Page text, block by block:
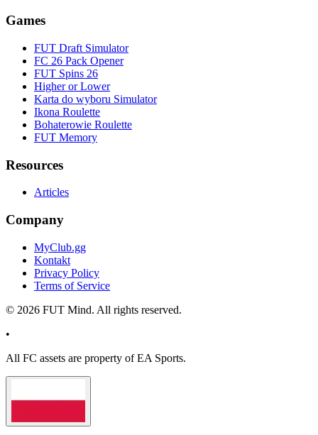
Games
FUT Draft Simulator
FC 26 Pack Opener
FUT Spins 26
Higher or Lower
Karta do wyboru Simulator
Ikona Roulette
Bohaterowie Roulette
FUT Memory
Resources
Articles
Company
MyClub.gg
Kontakt
Privacy Policy
Terms of Service
© 2026 FUT Mind. All rights reserved.
•
All FC assets are property of EA Sports.